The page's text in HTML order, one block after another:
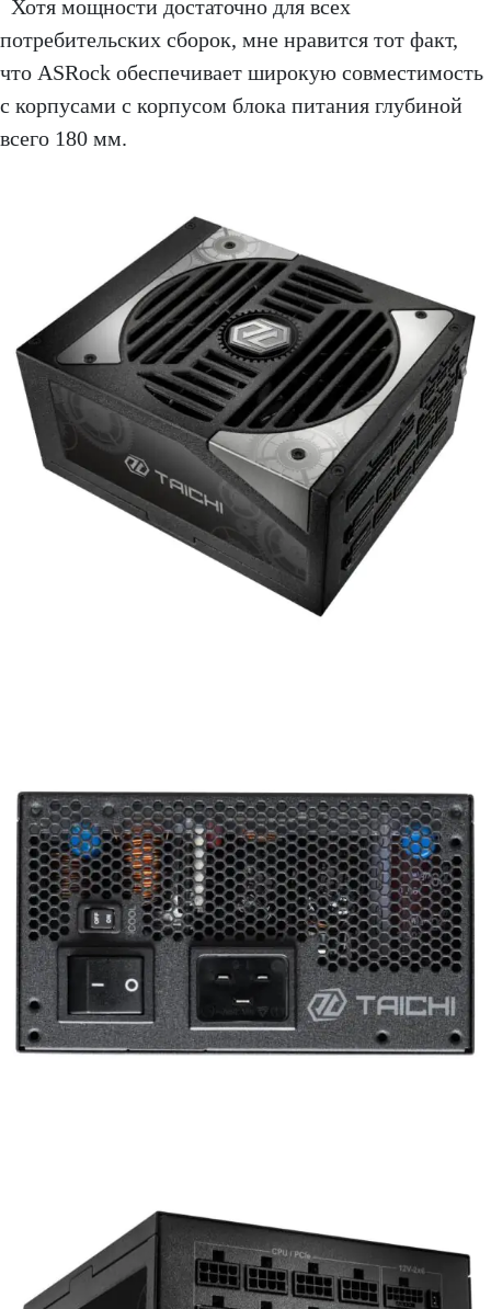
Хотя мощности достаточно для всех
потребительских сборок, мне нравится тот факт,
что ASRock обеспечивает широкую совместимость
с корпусами с корпусом блока питания глубиной
всего 180 мм.